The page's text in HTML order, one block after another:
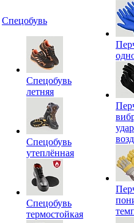
Спецобувь
Спецобувь
летняя
Спецобувь
утеплённая
Спецобувь
термостойкая